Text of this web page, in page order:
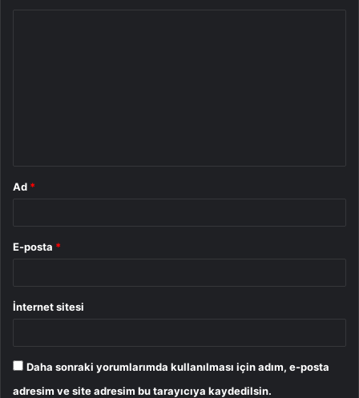
Ad *
E-posta *
İnternet sitesi
Daha sonraki yorumlarımda kullanılması için adım, e-posta
adresim ve site adresim bu tarayıcıya kaydedilsin.